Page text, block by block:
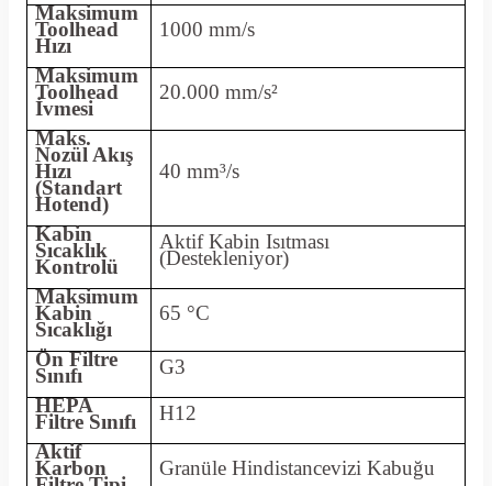
Maksimum
Toolhead
Hızı
1000 mm/s
Maksimum
Toolhead
İvmesi
20.000 mm/s²
Maks.
Nozül Akış
Hızı
(Standart
Hotend)
40 mm³/s
Kabin
Sıcaklık
Kontrolü
Aktif Kabin Isıtması
(Destekleniyor)
Maksimum
Kabin
Sıcaklığı
65 °C
Ön Filtre
Sınıfı
G3
HEPA
Filtre Sınıfı
H12
Aktif
Karbon Granüle Hindistancevizi Kabuğu